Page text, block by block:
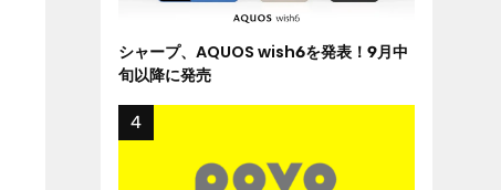
シャープ、AQUOS wish6を発表！9月中
旬以降に発売